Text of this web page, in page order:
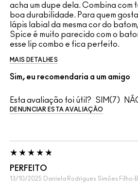
acha um dupe dela. Combina com
boa durabilidade. Para quem
lápis labial da mesma cor do
Spice é muito parecido com o
esse lip combo e fica perfeito.
MAIS DETALHES
Sim, eu recomendaria a um amigo
Esta avaliação foi útil? 7
DENUNCIAR ESTA AVALIAÇÃO
PERFEITO
13/10/2025 Daniela Rodrigues Simões Filho-